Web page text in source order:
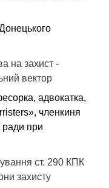
на захист -
вектор
адвокатка,
членкиня
ради при
ст. 290 КПК
захисту